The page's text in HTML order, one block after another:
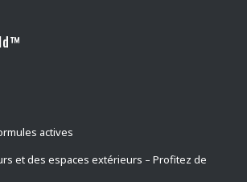
actives
et des espaces extérieurs – Profitez de